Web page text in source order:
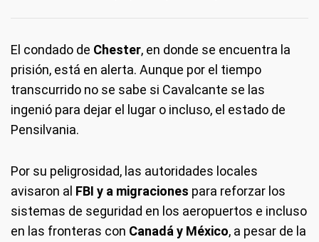
El condado de Chester, en donde se encuentra la
prisión, está en alerta. Aunque por el tiempo
transcurrido no se sabe si Cavalcante se las
ingenió para dejar el lugar o incluso, el estado de
Pensilvania.
Por su peligrosidad, las autoridades locales
avisaron al FBI y a migraciones para reforzar los
sistemas de seguridad en los aeropuertos e incluso
en las fronteras con Canadá y México, a pesar de la